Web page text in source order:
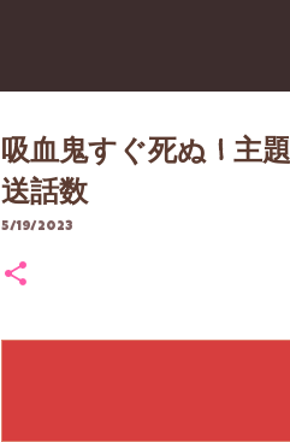
っ越し）について
吸血鬼すぐ死ぬ | 主
送話数
5/19/2023